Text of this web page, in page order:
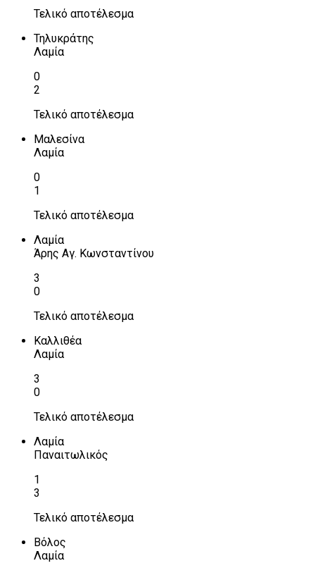
Τελικό αποτέλεσμα
Τηλυκράτης
Λαμία
0
2
Τελικό αποτέλεσμα
Μαλεσίνα
Λαμία
0
1
Τελικό αποτέλεσμα
Λαμία
Άρης Αγ. Κωνσταντίνου
3
0
Τελικό αποτέλεσμα
Καλλιθέα
Λαμία
3
0
Τελικό αποτέλεσμα
Λαμία
Παναιτωλικός
1
3
Τελικό αποτέλεσμα
Βόλος
Λαμία